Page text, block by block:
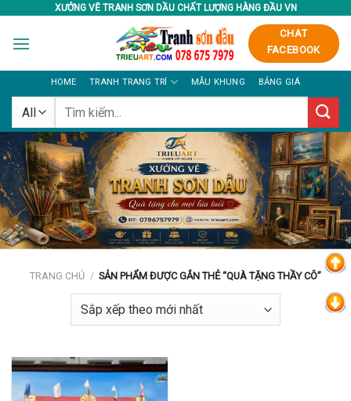
content
XƯỞNG VẼ TRANH SƠN DẦU CHẤT LƯỢNG HÀNG ĐẦU VN
CHAT
FACEBOOK
HOME TRANH TRANG TRÍ MẪU KHUNG BẢNG GIÁ
Tìm
TRANG CHỦ / SẢN PHẨM ĐƯỢC GẮN THẺ “QUÀ TẶNG THẦY CÔ”